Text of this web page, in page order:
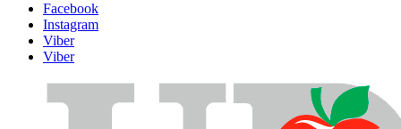
Facebook
Instagram
Viber
Viber